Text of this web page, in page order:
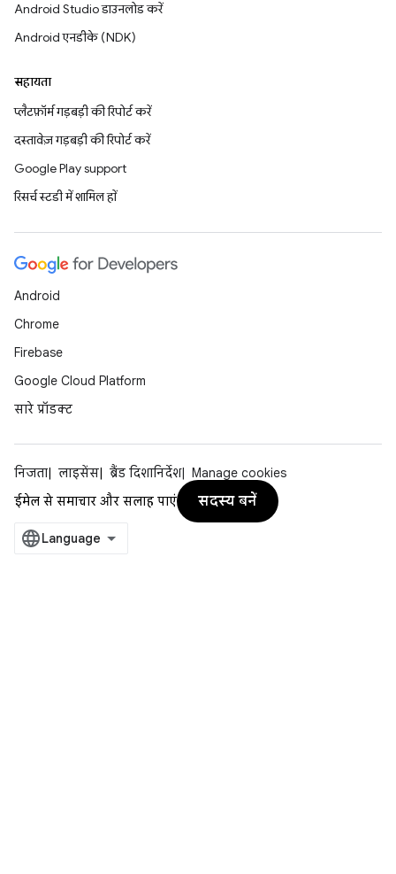
Android Studio डाउनलोड करें
Android एनडीके (NDK)
सहायता
प्लैटफ़ॉर्म गड़बड़ी की रिपोर्ट करें
दस्तावेज़ गड़बड़ी की रिपोर्ट करें
Google Play support
रिसर्च स्टडी में शामिल हों
Android
Chrome
Firebase
Google Cloud Platform
सारे प्रॉडक्ट
निजता लाइसेंस ब्रैंड दिशानिर्देश
Manage cookies
ईमेल से समाचार और सलाह पाएं
सदस्य बनें